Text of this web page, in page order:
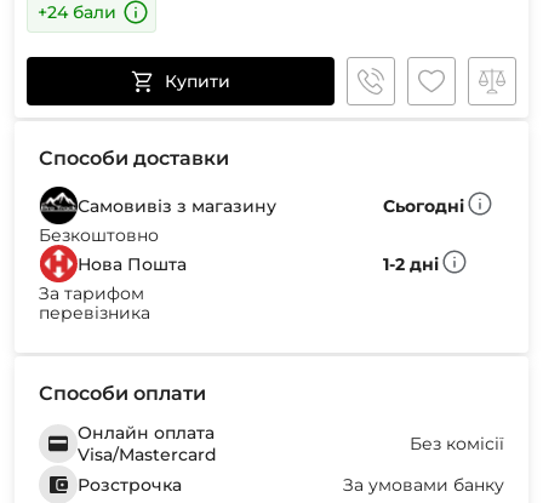
+24 бали
Купити
Способи доставки
Самовивіз з магазину
Сьогодні
Безкоштовно
Нова Пошта
1-2 дні
За тарифом
перевізника
Способи оплати
Онлайн оплата
Visa/Mastercard
Без комісії
Розстрочка
За умовами банку